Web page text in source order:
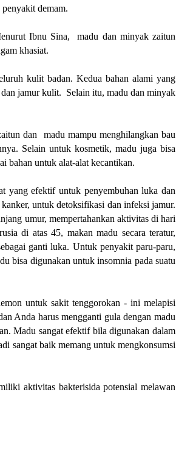
demam.
Ibnu Sina, madu dan minyak zaitun
khasiat.
kulit badan. Kedua bahan alami yang
jamur kulit. Selain itu, madu dan minyak
dan madu mampu menghilangkan bau
Selain untuk kosmetik, madu juga bisa
bahan untuk alat-alat kecantikan.
yang efektif untuk penyembuhan luka dan
untuk detoksifikasi dan infeksi jamur.
umur, mempertahankan aktivitas di hari
di atas 45, makan madu secara teratur,
ganti luka. Untuk penyakit paru-paru,
bisa digunakan untuk insomnia pada suatu
untuk sakit tenggorokan - ini melapisi
Anda harus mengganti gula dengan madu
Madu sangat efektif bila digunakan dalam
sangat baik memang untuk mengkonsumsi
aktivitas bakterisida potensial melawan